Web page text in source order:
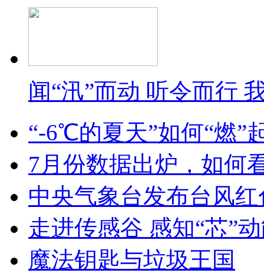
闻“汛”而动 听令而行
“-6℃的夏天”如何“燃”
7月份数据出炉，如何
中央气象台发布台风
走进传感谷 感知“芯”
魔法钥匙与垃圾王国